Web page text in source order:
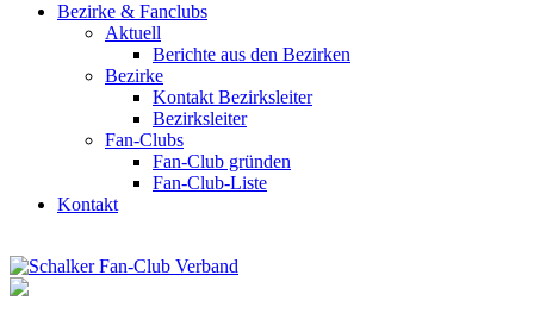
Bezirke & Fanclubs
Aktuell
Berichte aus den Bezirken
Bezirke
Kontakt Bezirksleiter
Bezirksleiter
Fan-Clubs
Fan-Club gründen
Fan-Club-Liste
Kontakt